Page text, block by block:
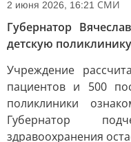
2 июня 2026, 16:21 СМИ
Губернатор
детскую
Учреждение
пациентов и 500
поликлиники
Губернатор
здравоохранения